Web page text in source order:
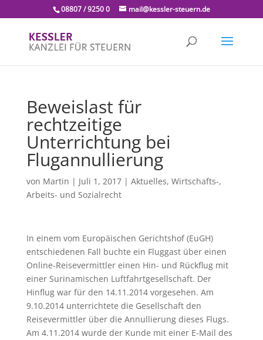
08807 / 9250 0 mail@kessler-steuern.de
Beweislast für
rechtzeitige
Unterrichtung bei
Flugannullierung
von Martin | Juli 1, 2017| Aktuelles, Wirtschafts-,
Arbeits- und Sozialrecht
In einem vom Europäischen Gerichtshof (EuGH)
entschiedenen Fall buchte ein Fluggast über einen
Online-Reisevermittler einen Hin- und Rückflug mit
einer Surinamischen Luftfahrtgesellschaft. Der
Hinflug war für den 14.11.2014 vorgesehen. Am
9.10.2014 unterrichtete die Gesellschaft den
Reisevermittler über die Annullierung dieses Flugs.
Am 4.11.2014 wurde der Kunde mit einer E-Mail des